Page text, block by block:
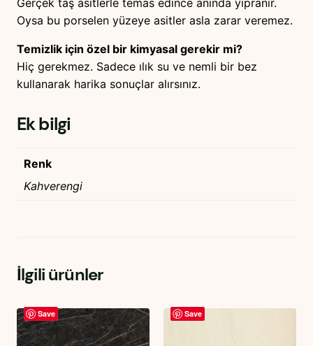
Oysa bu porselen yüzeye asitler asla zarar veremez.
Temizlik için özel bir kimyasal gerekir mi?
Hiç gerekmez. Sadece ılık su ve nemli bir bez
kullanarak harika sonuçlar alırsınız.
Ek bilgi
Renk
Kahverengi
İlgili ürünler
Save Save